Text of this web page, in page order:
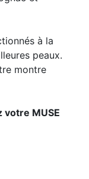
à la
peaux.
montre
MUSE